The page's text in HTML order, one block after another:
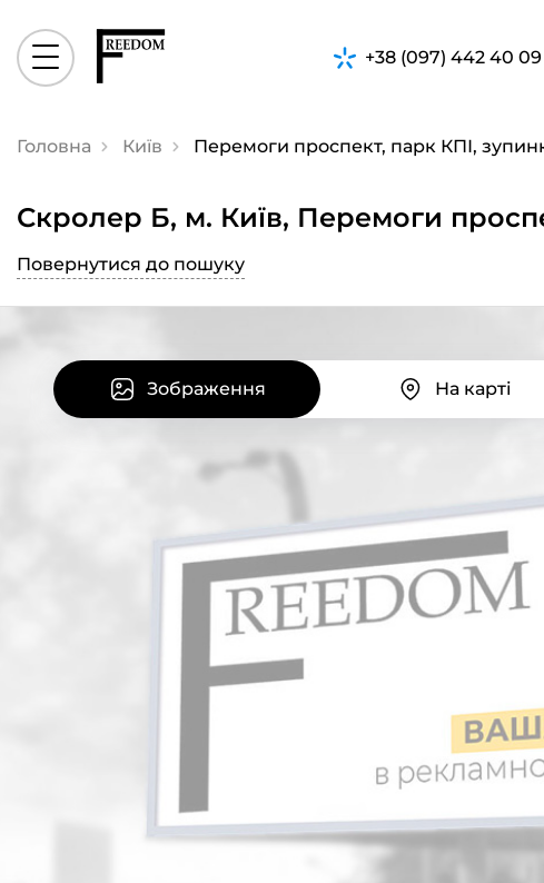
+38 (097) 442 40 09
Головна Київ Перемоги проспект, парк КПІ,
Скролер Б, м. Київ, Перемоги
Повернутися до пошуку
Зображення На карті